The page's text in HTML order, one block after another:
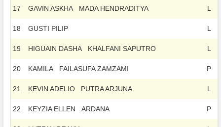
17 GAVIN ASKHA MADA HENDRADITYA L
18 GUSTI PILIP L
19 HIGUAIN DASHA KHALFANI SAPUTRO L
20 KAMILA FAILASUFA ZAMZAMI P
21 KEVIN ADELIO PUTRA ARJUNA L
22 KEYZIA ELLEN ARDANA P